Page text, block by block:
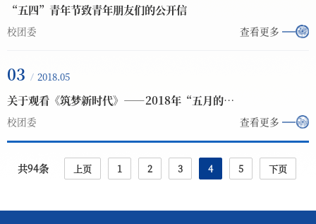
“五四”青年节致青年朋友们的公开信
校团委 查看更多
03 2018.05
关于观看《筑梦新时代》——2018年“五月的鲜花全国大中学生文艺会演节目的通知
校团委 查看更多
共94条 上页 1 2 3 4 5 下页